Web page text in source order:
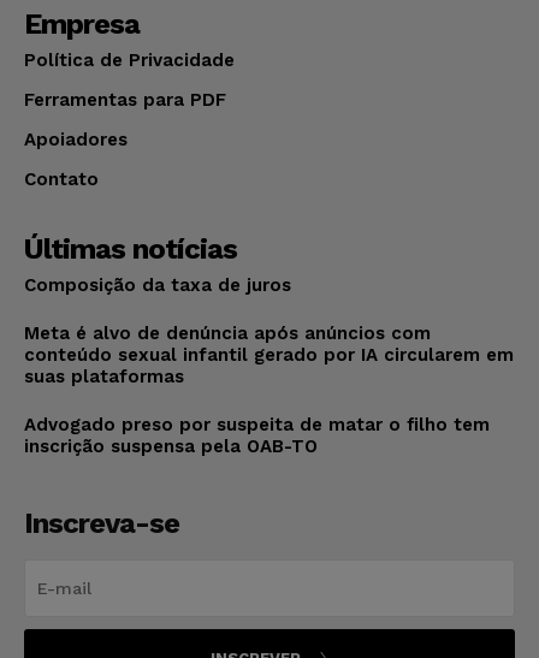
Empresa
Política de Privacidade
Ferramentas para PDF
Apoiadores
Contato
Últimas notícias
Composição da taxa de juros
Meta é alvo de denúncia após anúncios com
conteúdo sexual infantil gerado por IA circularem em
suas plataformas
Advogado preso por suspeita de matar o filho tem
inscrição suspensa pela OAB-TO
Inscreva-se